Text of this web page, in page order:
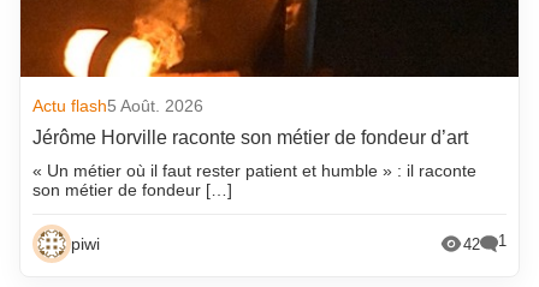
Actu flash5 Août. 2026
Jérôme Horville raconte son métier de fondeur d’art
« Un métier où il faut rester patient et humble » : il raconte
son métier de fondeur […]
piwi 42 1